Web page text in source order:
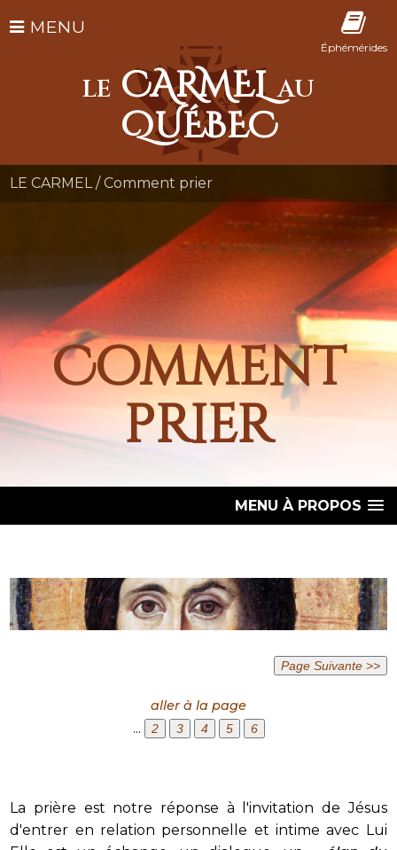
Éphémérides
MENU
LE CARMELAU
QUÉBEC
LE CARMEL /Comment prier
Comment
prier
MENU À PROPOS
aller à la page
...
La prière est notre réponse à l'invitation de Jésus
d'entrer en relation personnelle et intime avec Lui